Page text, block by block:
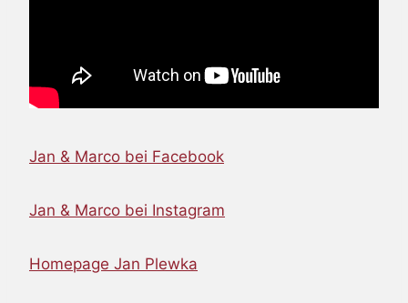
Jan & Marco bei Facebook
Jan & Marco bei Instagram
Homepage Jan Plewka